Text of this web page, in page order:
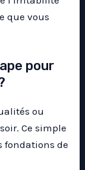
que vous
pour
ou
Ce simple
fondations de